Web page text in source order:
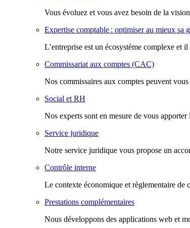
Vous évoluez et vous avez besoin de la
Expertise comptable : optimiser au mieux sa
L’entreprise est un écosystème complexe et
Commissariat aux comptes (CAC)
Nos commissaires aux comptes peuvent
Social et RH
Nos experts sont en mesure de vous
Service juridique
Notre service juridique vous propose un
Contrôle interne
Le contexte économique et règlementaire de
Prestations complémentaires
Nous développons des applications web et